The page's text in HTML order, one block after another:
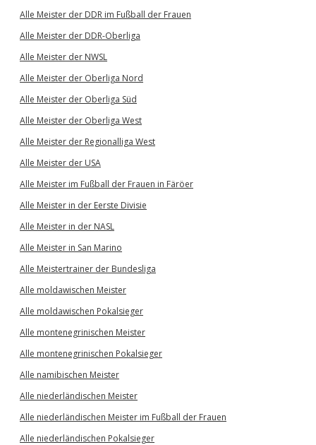
Alle Meister der DDR im Fußball der Frauen
Alle Meister der DDR-Oberliga
Alle Meister der NWSL
Alle Meister der Oberliga Nord
Alle Meister der Oberliga Süd
Alle Meister der Oberliga West
Alle Meister der Regionalliga West
Alle Meister der USA
Alle Meister im Fußball der Frauen in Färöer
Alle Meister in der Eerste Divisie
Alle Meister in der NASL
Alle Meister in San Marino
Alle Meistertrainer der Bundesliga
Alle moldawischen Meister
Alle moldawischen Pokalsieger
Alle montenegrinischen Meister
Alle montenegrinischen Pokalsieger
Alle namibischen Meister
Alle niederländischen Meister
Alle niederländischen Meister im Fußball der Frauen
Alle niederländischen Pokalsieger